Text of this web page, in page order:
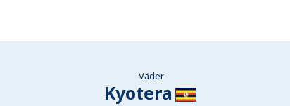
Väder
Kyotera